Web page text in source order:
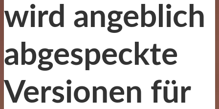
wird angeblich
abgespeckte
Versionen für